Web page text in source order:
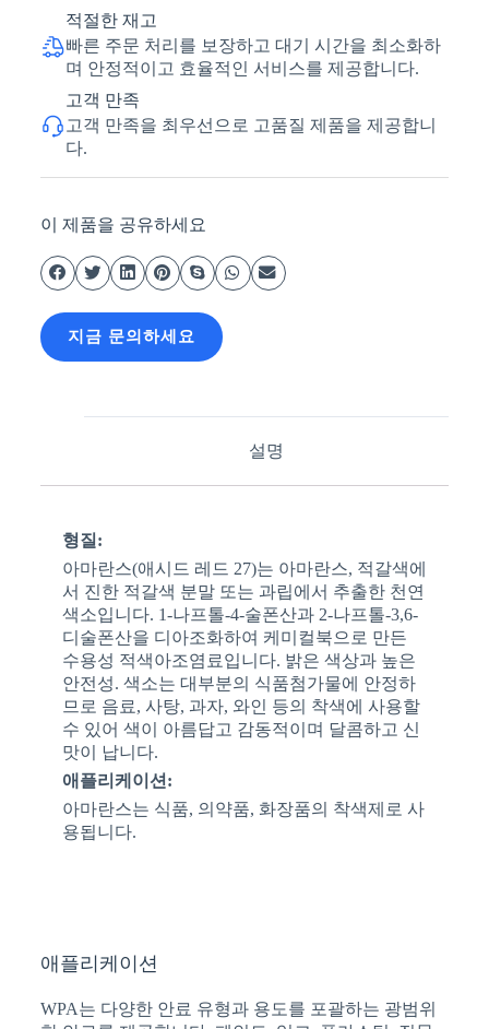
적절한 재고
빠른 주문 처리를 보장하고 대기 시간을 최소화하
며 안정적이고 효율적인 서비스를 제공합니다.
고객 만족
고객 만족을 최우선으로 고품질 제품을 제공합니
다.
이 제품을 공유하세요
지금 문의하세요
설명
형질:
아마란스(애시드 레드 27)는 아마란스, 적갈색에
서 진한 적갈색 분말 또는 과립에서 추출한 천연
색소입니다. 1-나프톨-4-술폰산과 2-나프톨-3,6-
디술폰산을 디아조화하여 케미컬북으로 만든
수용성 적색아조염료입니다. 밝은 색상과 높은
안전성. 색소는 대부분의 식품첨가물에 안정하
므로 음료, 사탕, 과자, 와인 등의 착색에 사용할
수 있어 색이 아름답고 감동적이며 달콤하고 신
맛이 납니다.
애플리케이션:
아마란스는 식품, 의약품, 화장품의 착색제로 사
용됩니다.
애플리케이션
WPA는 다양한 안료 유형과 용도를 포괄하는 광범위